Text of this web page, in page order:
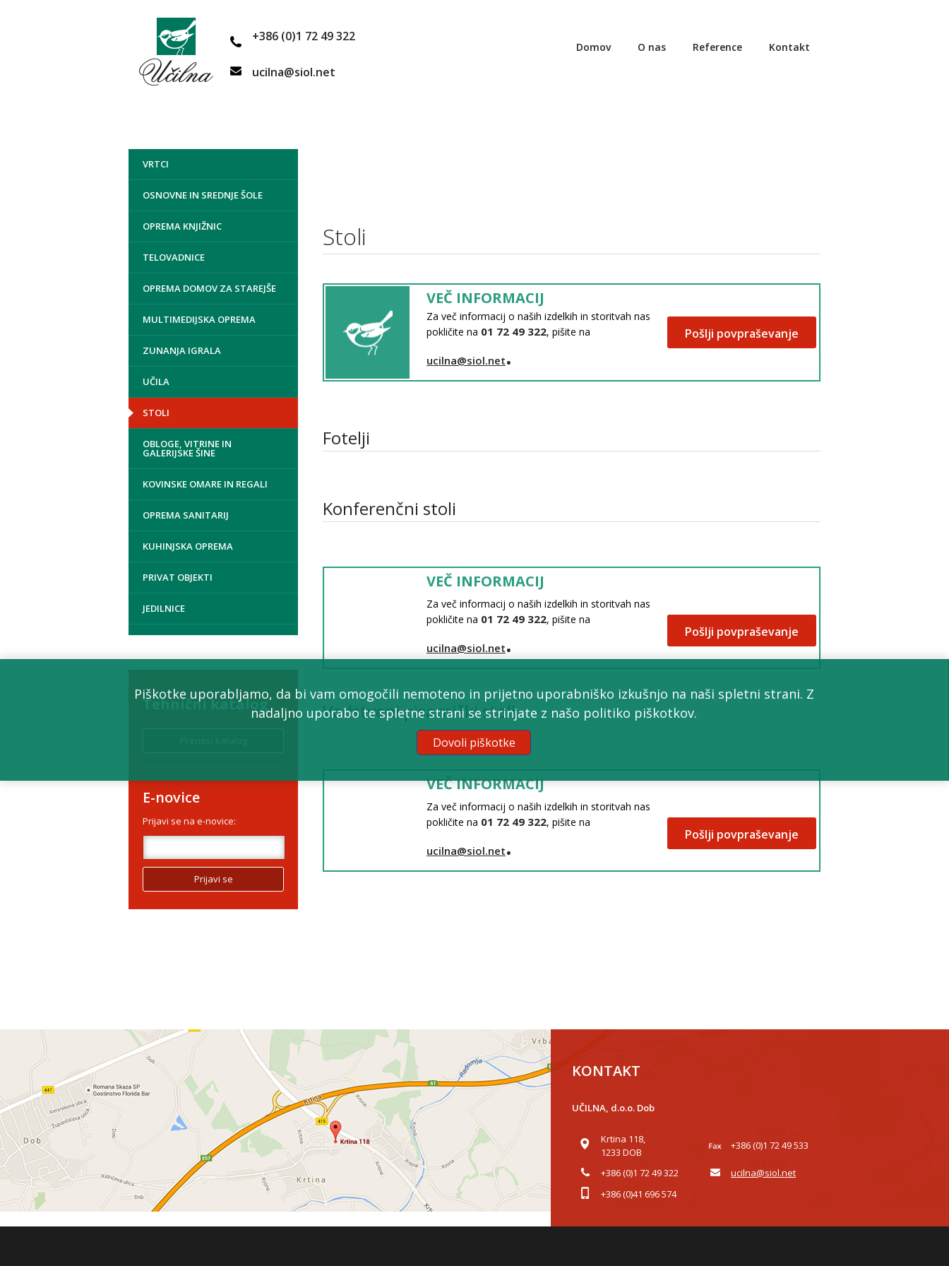
+386 (0)1 72 49 322
ucilna@siol.net
Domov O nas Reference Kontakt
VRTCI
OSNOVNE IN SREDNJE ŠOLE
OPREMA KNJIŽNIC
TELOVADNICE
OPREMA DOMOV ZA STAREJŠE
MULTIMEDIJSKA OPREMA
ZUNANJA IGRALA
UČILA
STOLI
OBLOGE, VITRINE IN
GALERIJSKE ŠINE
KOVINSKE OMARE IN REGALI
OPREMA SANITARIJ
KUHINJSKA OPREMA
PRIVAT OBJEKTI
JEDILNICE
Tehnični katalog
E-novice
Prijavi se na e-novice:
Stoli
VEČ INFORMACIJ
Za več informacij o naših izdelkih in storitvah nas
pokličite na 01 72 49 322, pišite na
ucilna@siol.net.
Pošlji povpraševanje
Fotelji
Konferenčni stoli
VEČ INFORMACIJ
Za več informacij o naših izdelkih in storitvah nas
pokličite na 01 72 49 322, pišite na
ucilna@siol.net. Pošlji povpraševanje
Vodstveni pisarniški stoli
VEČ INFORMACIJ
Za več informacij o naših izdelkih in storitvah nas
pokličite na 01 72 49 322, pišite na
ucilna@siol.net. Pošlji povpraševanje
KONTAKT
UČILNA, d.o.o. Dob
Krtina 118,
1233 DOB
+386 (0)1 72 49 533
+386 (0)1 72 49 322
ucilna@siol.net
+386 (0)41 696 574
Piškotke uporabljamo, da bi vam omogočili nemoteno in prijetno uporabniško izkušnjo na naši spletni strani. Z
nadaljno uporabo te spletne strani se strinjate z našo politiko piškotkov.
Dovoli piškotke